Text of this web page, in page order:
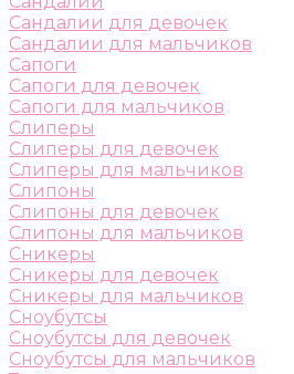
Сандалии для девочек
Сандалии для мальчиков
Сапоги
Сапоги для девочек
Сапоги для мальчиков
Слиперы
Слиперы для девочек
Слиперы для мальчиков
Слипоны
Слипоны для девочек
Слипоны для мальчиков
Сникеры
Сникеры для девочек
Сникеры для мальчиков
Сноубутсы
Сноубутсы для девочек
Сноубутсы для мальчиков